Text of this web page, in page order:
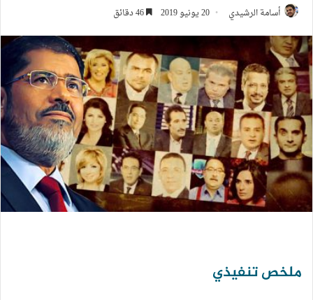
أسامة الرشيدي 20 يونيو 2019
ملخص تنفيذي